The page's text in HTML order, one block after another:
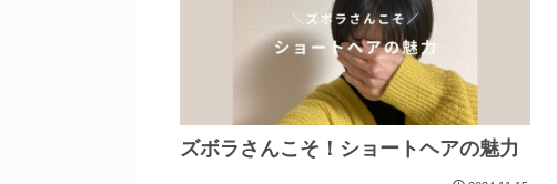
ズボラさんこそ！ショートヘアの魅力